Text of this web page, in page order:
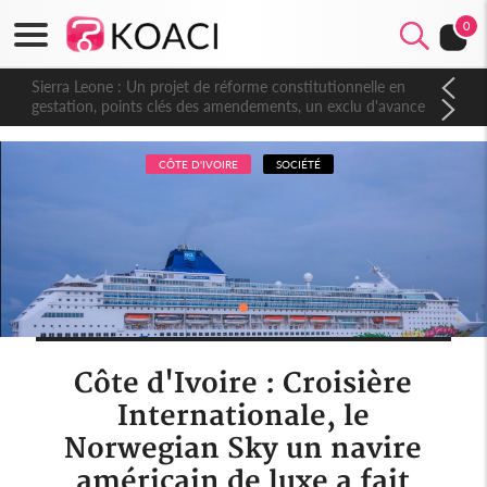
0
Sierra Leone : Un projet de réforme constitutionnelle en
gestation, points clés des amendements, un exclu d'avance
CÔTE D'IVOIRE SOCIÉTÉ
Côte d'Ivoire : Croisière
Internationale, le
Norwegian Sky un navire